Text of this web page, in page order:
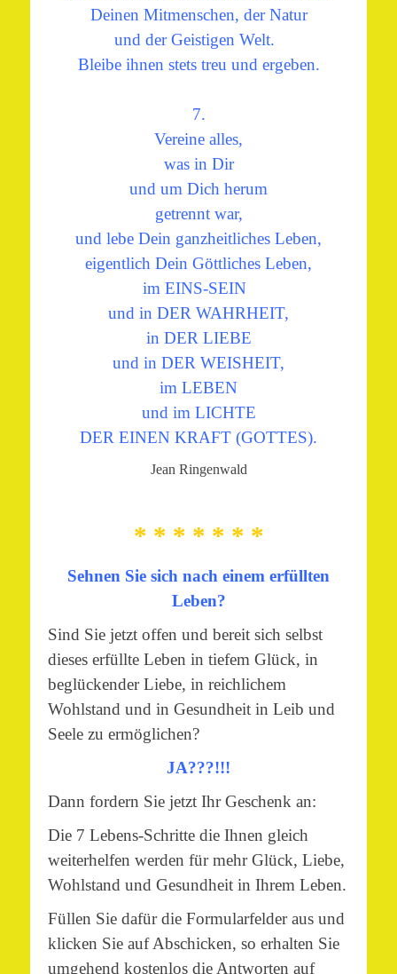
Deinen Mitmenschen, der Natur
und der Geistigen Welt.
Bleibe ihnen stets treu und ergeben.
7.
Vereine alles,
was in Dir
und um Dich herum
getrennt war,
und lebe Dein ganzheitliches Leben,
eigentlich Dein Göttliches Leben,
im EINS-SEIN
und in DER WAHRHEIT,
in DER LIEBE
und in DER WEISHEIT,
im LEBEN
und im LICHTE
DER EINEN KRAFT (GOTTES).
Jean Ringenwald
* * * * * * *
Sehnen Sie sich nach einem erfüllten
Leben?
Sind Sie jetzt offen und bereit sich selbst
dieses erfüllte Leben in tiefem Glück, in
beglückender Liebe, in reichlichem
Wohlstand und in Gesundheit in Leib und
Seele zu ermöglichen?
JA???!!!
Dann fordern Sie jetzt Ihr Geschenk an:
Die 7 Lebens-Schritte die Ihnen gleich
weiterhelfen werden für mehr Glück, Liebe,
Wohlstand und Gesundheit in Ihrem Leben.
Füllen Sie dafür die Formularfelder aus und
klicken Sie auf Abschicken, so erhalten Sie
umgehend kostenlos die Antworten auf